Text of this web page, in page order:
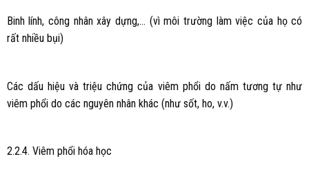
Binh lính, công nhân xây dựng,… (vì môi trường làm việc của họ có
rất nhiều bụi)
Các dấu hiệu và triệu chứng của viêm phổi do nấm tương tự như
viêm phổi do các nguyên nhân khác (như sốt, ho, v.v.)
2.2.4. Viêm phổi hóa học